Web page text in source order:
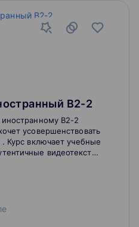
B2-2
иностранному В2-2
усовершенствовать
. Курс включает учебные
видеотексты
тексты для чтения,